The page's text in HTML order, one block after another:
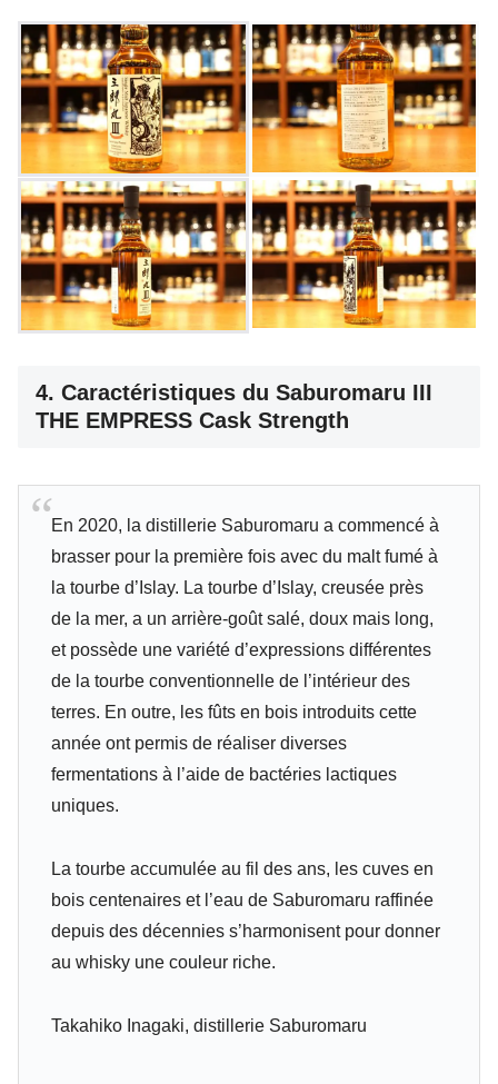
4. Caractéristiques du Saburomaru III
THE EMPRESS Cask Strength
En 2020, la distillerie Saburomaru a commencé à
brasser pour la première fois avec du malt fumé à
la tourbe d’Islay. La tourbe d’Islay, creusée près
de la mer, a un arrière-goût salé, doux mais long,
et possède une variété d’expressions différentes
de la tourbe conventionnelle de l’intérieur des
terres. En outre, les fûts en bois introduits cette
année ont permis de réaliser diverses
fermentations à l’aide de bactéries lactiques
uniques.
La tourbe accumulée au fil des ans, les cuves en
bois centenaires et l’eau de Saburomaru raffinée
depuis des décennies s’harmonisent pour donner
au whisky une couleur riche.
Takahiko Inagaki, distillerie Saburomaru